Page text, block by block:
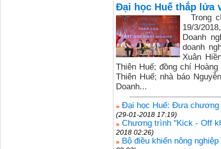
Đại học Huế thắp lửa
Trong
19/3/
Doanh
doanh
Xuân
Thiên Huế; đồng chí
Thiên Huế; nhà báo
Doanh...
Đại học Huế: Đưa chương
(29-01-2018 17:19)
Chương trình ''Kick - Off
2018 02:26)
Bộ điều khiển nông